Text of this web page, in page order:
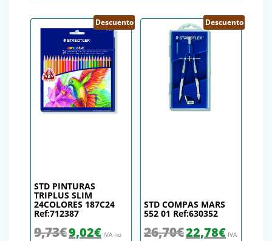
Descuento
STD PINTURAS
TRIPLUS SLIM
24COLORES 187C24
Ref:712387
9,73€ El precio original era: 9,73€.
9,02€El precio actual es: 9,02€.
IVA no
Descuento
STD COMPAS MARS
552 01 Ref:630352
26,70€El precio original era:
22,78€El precio
IVA